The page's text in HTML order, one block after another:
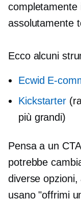
completamente
assolutamente
Ecco alcuni
Ecwid E-
Kickstarter
più grandi)
Pensa a un
potrebbe
diverse
usano "offrimi